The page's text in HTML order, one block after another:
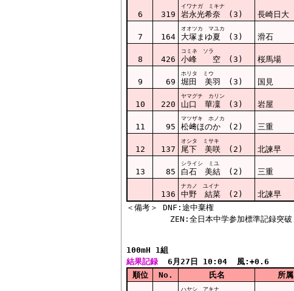
6 319
イワナガ ミキナ
岩永光希奈 (3) 長崎日大
7 164
オオツカ マユカ
大塚まゆ夏 (3) 滑石
8 426
コミネ ソラ
小峰 空 (3) 桜馬場
9 69
ホリタ ミウ
堀田 美羽 (3) 国見
10 220
ヤマグチ カリン
山口 華凜 (3) 岩屋
11 95
マツザキ ホノカ
松﨑ほのか (2) 三重
12 137
オシタ ミサキ
尾下 美咲 (2) 北諫早
13 85
シライシ ミユ
白石 美結 (2) 三重
136
ナカノ ユイナ
中野 結菜 (2) 北諫早
＜備考＞ DNF:途中棄権
100mH 1組
結果記録
  6月27日 10:04  風:+0.6
順位
No. 氏名 所属
ハヤシ アキナ